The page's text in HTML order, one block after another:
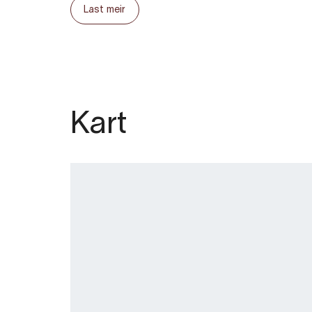
#5 - Huska i Ostangen park, meir
Last meir
Kart